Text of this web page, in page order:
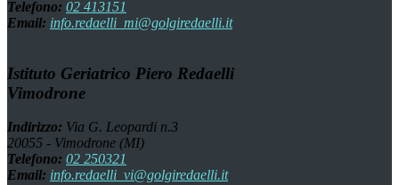
Telefono: 02 413151
Email: info.redaelli_mi@golgiredaelli.it
Istituto Geriatrico Piero Redaelli
Vimodrone
Indirizzo: Via G. Leopardi n.3
20055 - Vimodrone (MI)
Telefono: 02 250321
Email: info.redaelli_vi@golgiredaelli.it